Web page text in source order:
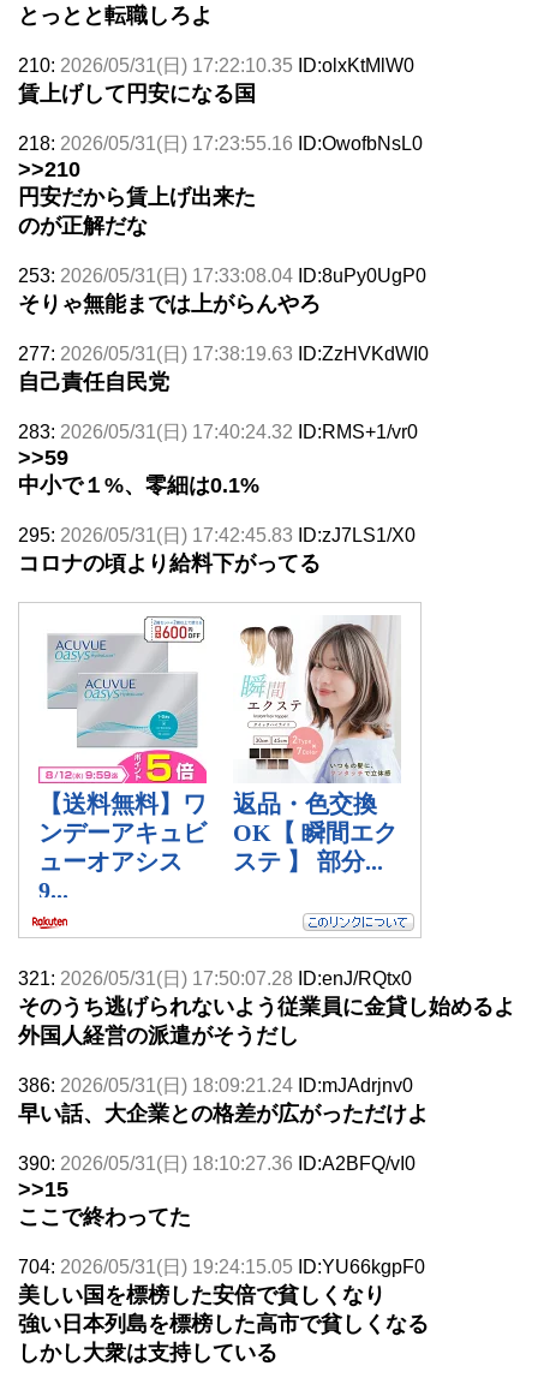
とっとと転職しろよ
210: 2026/05/31(日) 17:22:10.35 ID:olxKtMlW0
賃上げして円安になる国
218: 2026/05/31(日) 17:23:55.16 ID:OwofbNsL0
>>210
円安だから賃上げ出来た
のが正解だな
253: 2026/05/31(日) 17:33:08.04 ID:8uPy0UgP0
そりゃ無能までは上がらんやろ
277: 2026/05/31(日) 17:38:19.63 ID:ZzHVKdWI0
自己責任自民党
283: 2026/05/31(日) 17:40:24.32 ID:RMS+1/vr0
>>59
中小で１%、零細は0.1%
295: 2026/05/31(日) 17:42:45.83 ID:zJ7LS1/X0
コロナの頃より給料下がってる
321: 2026/05/31(日) 17:50:07.28 ID:enJ/RQtx0
そのうち逃げられないよう従業員に金貸し始めるよ
外国人経営の派遣がそうだし
386: 2026/05/31(日) 18:09:21.24 ID:mJAdrjnv0
早い話、大企業との格差が広がっただけよ
390: 2026/05/31(日) 18:10:27.36 ID:A2BFQ/vI0
>>15
ここで終わってた
704: 2026/05/31(日) 19:24:15.05 ID:YU66kgpF0
美しい国を標榜した安倍で貧しくなり
強い日本列島を標榜した高市で貧しくなる
しかし大衆は支持している